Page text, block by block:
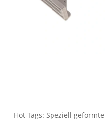
Hot-Tags: Speziell